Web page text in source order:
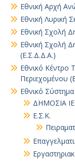
Εθνική Αρχή
Εθνική Λυρική
Εθνική Σχολή
Εθνική Σχολή
(Ε.Σ.Δ.Δ.Α.)
Εθνικό Κέντρο
Περιεχομένου
Εθνικό
ΔΗΜΟΣΙΑ
Ε.Σ.Κ.